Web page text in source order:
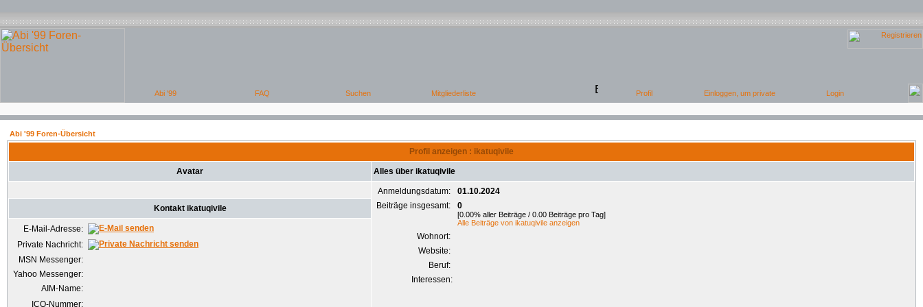
Abi '99 Foren-Übersicht
Profil anzeigen : ikatuqivile
Avatar Alles über ikatuqivile
Anmeldungsdatum:
01.10.2024
Beiträge insgesamt:
0
[0.00% aller Beiträge / 0.00 Beiträge pro Tag]
Alle Beiträge von ikatuqivile anzeigen
Wohnort:
Website:
Beruf:
Interessen:
Kontakt ikatuqivile
E-Mail-Adresse:
Private Nachricht:
MSN Messenger:
Yahoo Messenger:
AIM-Name:
ICQ-Nummer: